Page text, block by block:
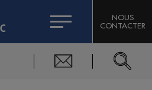
DE L'EXPERT
MACHINERY
DOMAINES SKIABLES
DU MONT-BLANC
NOUS
CONTACTER